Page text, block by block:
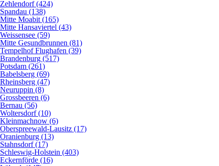
Zehlendorf (424)
Spandau (138)
Mitte Moabit (165)
Mitte Hansaviertel (43)
Weissensee (59)
Mitte Gesundbrunnen (81)
Tempelhof Flughafen (39)
Brandenburg (517)
Potsdam (261)
Babelsberg (69)
Rheinsberg (47)
Neuruppin (8)
Grossbeeren (6)
Bernau (56)
Woltersdorf (10)
Kleinmachnow (6)
Oberspreewald-Lausitz (17)
Oranienburg (13)
Stahnsdorf (17)
Schleswig-Holstein (403)
Eckernförde (16)